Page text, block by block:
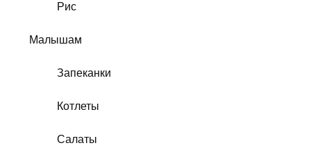
Рис
Малышам
Запеканки
Котлеты
Салаты